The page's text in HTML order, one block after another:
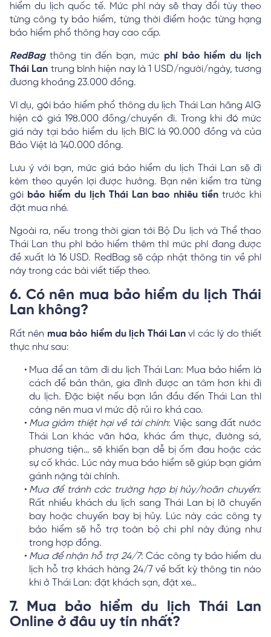
hiểm du lịch quốc tế. Mức phí này sẽ thay đổi tùy theo
từng công ty bảo hiểm, từng thời điểm hoặc từng hạng
bảo hiểm phổ thông hay cao cấp.
RedBagthông tin đến bạn, mức phí bảo hiểm du lịch
Thái Lan trung bình hiện nay là 1 USD/người/ngày, tương
đương khoảng 23.000 đồng.
Ví dụ, gói bảo hiểm phổ thông du lịch Thái Lan hãng AIG
hiện có giá 198.000 đồng/chuyến đi. Trong khi đó mức
giá này tại bảo hiểm du lịch BIC là 90.000 đồng và của
Bảo Việt là 140.000 đồng.
Lưu ý với bạn, mức giá bảo hiểm du lịch Thái Lan sẽ đi
kèm theo quyền lợi được hưởng. Bạn nên kiểm tra từng
gói bảo hiểm du lịch Thái Lan bao nhiêu tiền trước khi
đặt mua nhé.
Ngoài ra, nếu trong thời gian tới Bộ Du lịch và Thể thao
Thái Lan thu phí bảo hiểm thêm thì mức phí đang được
đề xuất là 16 USD. RedBag sẽ cập nhật thông tin về phí
này trong các bài viết tiếp theo.
6. Có nên mua bảo hiểm du lịch Thái
Lan không?
Rất nên mua bảo hiểm du lịch Thái Lanvì các lý do thiết
thực như sau:
Mua để an tâm đi du lịch Thái Lan: Mua bảo hiểm là
cách để bản thân, gia đình được an tâm hơn khi đi
du lịch. Đặc biệt nếu bạn lần đầu đến Thái Lan thì
càng nên mua vì mức độ rủi ro khá cao.
Mua giảm thiệt hại về tài chính: Việc sang đất nước
Thái Lan khác văn hóa, khác ẩm thực, đường sá,
phương tiện… sẽ khiến bạn dễ bị ốm đau hoặc các
sự cố khác. Lúc này mua bảo hiểm sẽ giúp bạn giảm
gánh nặng tài chính.
Mua để tránh các trường hợp bị hủy/hoãn chuyển:
Rất nhiều khách du lịch sang Thái Lan bị lỡ chuyến
bay hoặc chuyến bay bị hủy. Lúc này các công ty
bảo hiểm sẽ hỗ trợ toàn bộ chi phí này đúng như
trong hợp đồng.
Mua để nhận hỗ trợ 24/7: Các công ty bảo hiểm du
lịch hỗ trợ khách hàng 24/7 về bất kỳ thông tin nào
khi ở Thái Lan: đặt khách sạn, đặt xe…
7. Mua bảo hiểm du lịch Thái Lan
Online ở đâu uy tín nhất?